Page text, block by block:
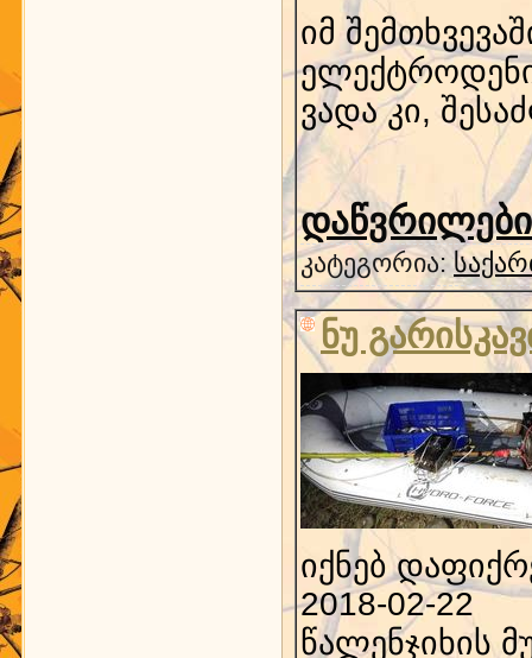
იმ
ვადა კი,
კატეგორია:
ნუ
იქნებ
2018-02-22
წალენჯიხის